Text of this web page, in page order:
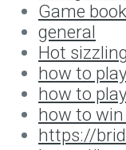
Game
general
Hot
how to
how to
how to
https://